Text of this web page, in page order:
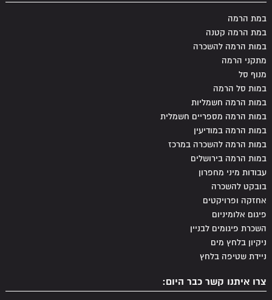
במת הרמה
במת הרמה קטנה
במות הרמה להשכרה
מתקני הרמה
מנוף סל
במות סל הרמה
במות הרמה חשמליות
במות הרמה מספריים חשמלית
במות הרמה במודיעין
במות הרמה להשכרה במרכז
במות הרמה בירושלים
עבודות מיני מחפרון
בובקט להשכרה
אחזקה ופרויקטים
פיגום אלומיניום
השכרת פיגומים לבניין
ניקיון בלחץ מים
ניידת שטיפה בלחץ
צרו איתנו קשר כבר היום: